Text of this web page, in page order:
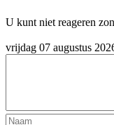
U kunt niet reageren
vrijdag 07 augustus